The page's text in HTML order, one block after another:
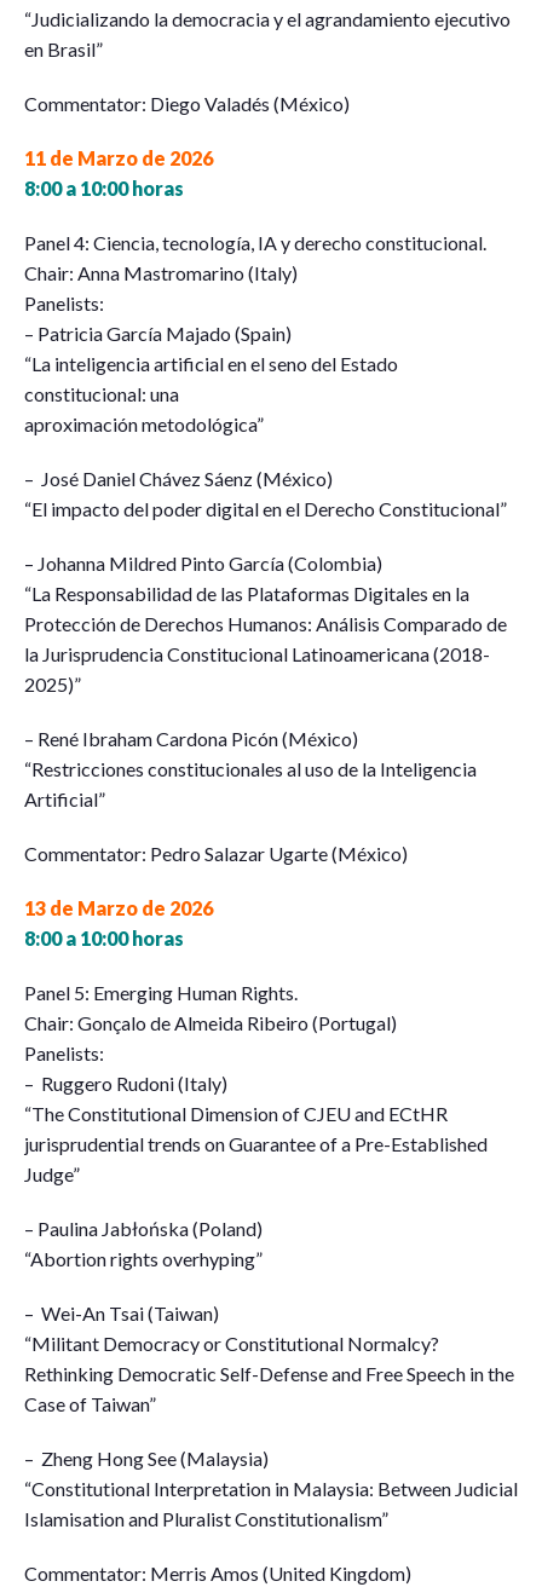
“Judicializando la democracia y el agrandamiento ejecutivo
en Brasil”
Commentator: Diego Valadés (México)
11 de Marzo de 2026
8:00 a 10:00 horas
Panel 4: Ciencia, tecnología, IA y derecho constitucional.
Chair: Anna Mastromarino (Italy)
Panelists:
– Patricia García Majado (Spain)
“La inteligencia artificial en el seno del Estado
constitucional: una
aproximación metodológica”
– José Daniel Chávez Sáenz (México)
“El impacto del poder digital en el Derecho Constitucional”
– Johanna Mildred Pinto García (Colombia)
“La Responsabilidad de las Plataformas Digitales en la
Protección de Derechos Humanos: Análisis Comparado de
la Jurisprudencia Constitucional Latinoamericana (2018-
2025)”
– René Ibraham Cardona Picón (México)
“Restricciones constitucionales al uso de la Inteligencia
Artificial”
Commentator: Pedro Salazar Ugarte (México)
13 de Marzo de 2026
8:00 a 10:00 horas
Panel 5: Emerging Human Rights.
Chair: Gonçalo de Almeida Ribeiro (Portugal)
Panelists:
– Ruggero Rudoni (Italy)
“The Constitutional Dimension of CJEU and ECtHR
jurisprudential trends on Guarantee of a Pre-Established
Judge”
– Paulina Jabłońska (Poland)
“Abortion rights overhyping”
– Wei-An Tsai (Taiwan)
“Militant Democracy or Constitutional Normalcy?
Rethinking Democratic Self-Defense and Free Speech in the
Case of Taiwan”
– Zheng Hong See (Malaysia)
“Constitutional Interpretation in Malaysia: Between Judicial
Islamisation and Pluralist Constitutionalism”
Commentator: Merris Amos (United Kingdom)